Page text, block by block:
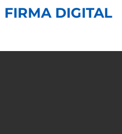
FIRMA DIGITAL